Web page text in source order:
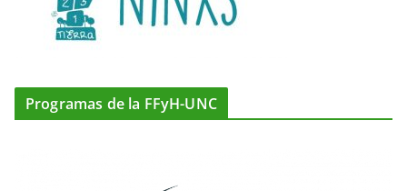
Programas de la FFyH-UNC